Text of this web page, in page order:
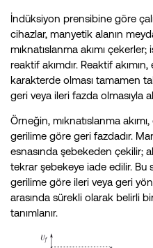
İndüksiyon prensibine göre
cihazlar, manyetik alanın
mıknatıslanma akımı çekerler;
reaktif akımdır. Reaktif
karakterde olması tamamen
geri veya ileri fazda olmasıyla
Örneğin, mıknatıslanma
gerilime göre geri fazdadır.
esnasında şebekeden çekilir;
tekrar şebekeye iade edilir. Bu
gerilime göre ileri veya geri
arasında sürekli olarak belirli
tanımlanır.